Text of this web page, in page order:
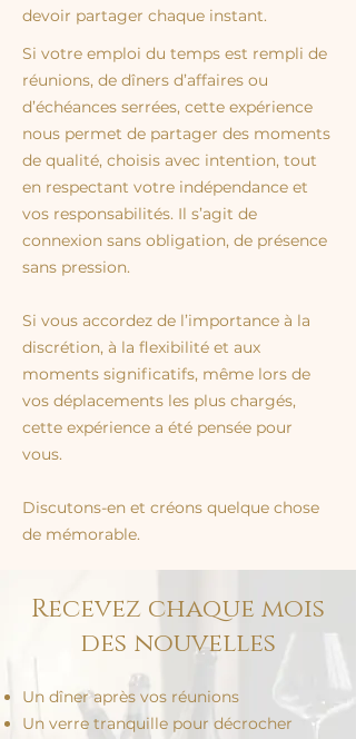
devoir partager chaque instant.
Si votre emploi du temps est rempli de
réunions, de dîners d’affaires ou
d’échéances serrées, cette expérience
nous permet de partager des moments
de qualité, choisis avec intention, tout
en respectant votre indépendance et
vos responsabilités. Il s’agit de
connexion sans obligation, de présence
sans pression.
Si vous accordez de l’importance à la
discrétion, à la flexibilité et aux
moments significatifs, même lors de
vos déplacements les plus chargés,
cette expérience a été pensée pour
vous.
Discutons-en et créons quelque chose
de mémorable.
Recevez chaque mois
des nouvelles
Un dîner après vos réunions
Un verre tranquille pour décrocher